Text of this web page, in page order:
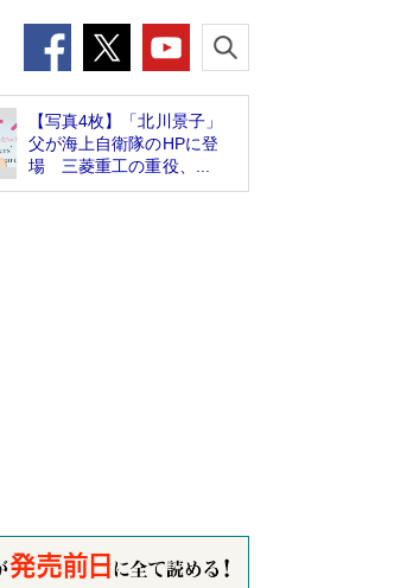
【写真4枚】「北川景子」
父が海上自衛隊のHPに登
場 三菱重工の重役、...